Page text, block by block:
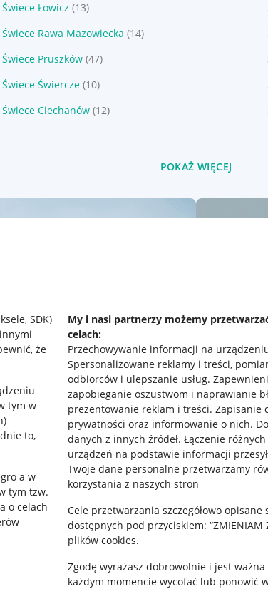
SDK)
że
tym w
to,
a w
tym tzw.
o celach
My i nasi partnerzy możemy
celach:
Przechowywanie informacji na
Spersonalizowane reklamy i treści,
odbiorców i ulepszanie usług.
zapobieganie oszustwom i naprawianie
prezentowanie reklam i treści. Zapisanie
prywatności oraz informowanie o nich.
danych z innych źródeł. Łączenie
urządzeń na podstawie informacji
Twoje dane personalne przetwarzamy
korzystania z naszych stron
Cele przetwarzania szczegółowo
dostępnych pod przyciskiem: “ZMIENIAM
plików cookies.
Zgodę wyrażasz dobrowolnie i jest
każdym momencie wycofać lub ponowić
Świece Łowicz (13)
Świece Rawa Mazowiecka (14)
Świece Pruszków (47)
Świece Świercze (10)
Świece Ciechanów (12)
POKAŻ WIĘCEJ
"cookies"
plików "cookies"
lokalizacji
Pobierz aplikację